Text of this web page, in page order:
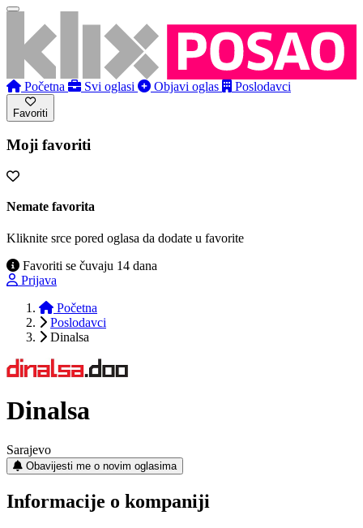
Početna Svi oglasi Objavi oglas Poslodavci
Favoriti
Moji favoriti
Nemate favorita
Kliknite srce pored oglasa da dodate u favorite
Favoriti se čuvaju 14 dana
Prijava
Početna
Poslodavci
Dinalsa
Dinalsa
Sarajevo
Obavijesti me o novim oglasima
Informacije o kompaniji